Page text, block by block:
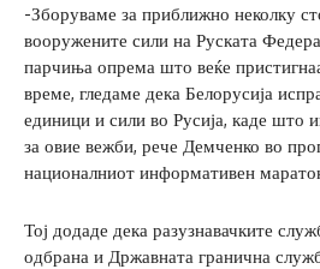
-Зборуваме за приближно неколку
вооружените сили на Руската
парчиња опрема што веќе
време, гледаме дека Белорусија
единици и сили во Русија, каде што
за овие вежби, рече Демченко во
националниот информативен
Тој додаде дека разузнавачките
одбрана и Државната гранична